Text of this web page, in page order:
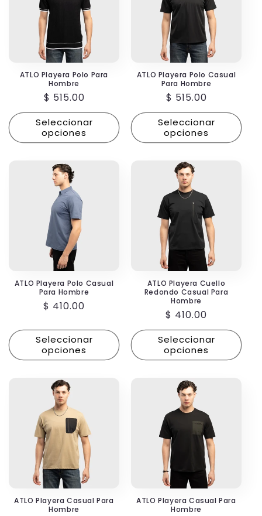
ATLO Playera Polo Para
Hombre
Precio
habitual
$ 515.00
Seleccionar
opciones
ATLO Playera Polo Casual
Para Hombre
Precio
habitual
$ 515.00
Seleccionar
opciones
ATLO Playera Polo Casual
Para Hombre
Precio
$ 410.00
Seleccionar
opciones
ATLO Playera Cuello
Redondo Casual Para
Hombre
Precio
habitual
$ 410.00
Seleccionar
opciones
ATLO Playera Casual Para
Hombre
ATLO Playera Casual Para
Hombre